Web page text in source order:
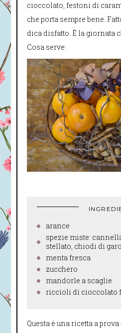
cioccolato, festoni di
che porta sempre bene.
dica disfatto. È la giornata
Cosa serve:
arance
spezie miste:
stellato, chiodi di
menta fresca
zucchero
mandorle a scaglie
riccioli di cioccolato
Questa è una ricetta a